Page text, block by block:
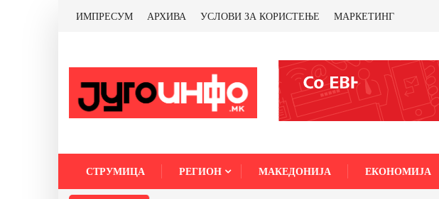
ИМПРЕСУМ АРХИВА УСЛОВИ ЗА КОРИСТЕЊЕ МАРКЕТИНГ
СТРУМИЦА РЕГИОН МАКЕДОНИЈА ЕКОНОМИЈА